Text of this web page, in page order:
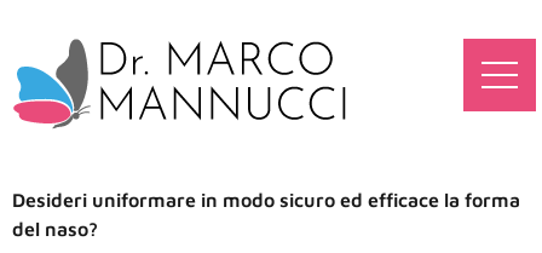
Desideri uniformare in modo sicuro ed efficace la forma
del naso?